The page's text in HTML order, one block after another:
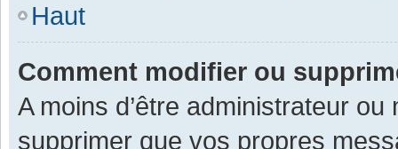
Haut
Comment modifier ou
A moins d’être administrateur
supprimer que vos propres